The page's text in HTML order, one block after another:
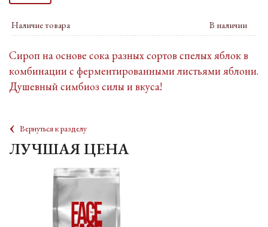
Наличие товара В наличии
Сироп на основе сока разных сортов спелых яблок в
комбинации с ферментированными листьями яблони.
Душевный симбиоз силы и вкуса!
‹ Вернуться к разделу
ЛУЧШАЯ ЦЕНА